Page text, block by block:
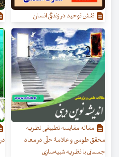
نقش توحید در زندگی انسان
مقاله مقایسه تطبیقی نظریه
محقق طوسی و علامۀ حلّی در معاد
جسمانی با نظریه شبیه‌سازی